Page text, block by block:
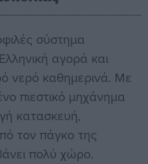
σύστημα
αγορά και
νερό καθημερινά. Με
πιεστικό μηχάνημα
κατασκευή,
τον πάγκο της
πολύ χώρο.